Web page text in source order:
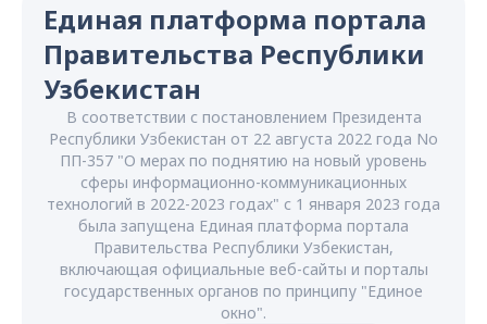
Единая платформа портала
Правительства Республики
Узбекистан
В соответствии с постановлением Президента
Республики Узбекистан от 22 августа 2022 года No
ПП-357 "О мерах по поднятию на новый уровень
сферы информационно-коммуникационных
технологий в 2022-2023 годах" с 1 января 2023 года
была запущена Единая платформа портала
Правительства Республики Узбекистан,
включающая официальные веб-сайты и порталы
государственных органов по принципу "Единое
окно".